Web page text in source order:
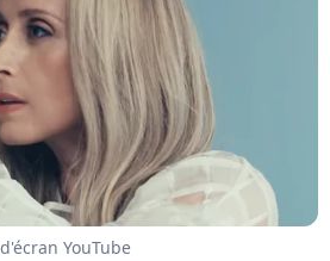
YouTube